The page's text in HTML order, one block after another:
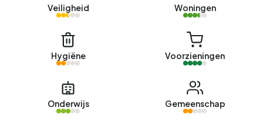
Veiligheid Woningen
Hygiëne Voorzieningen
Onderwijs Gemeenschap